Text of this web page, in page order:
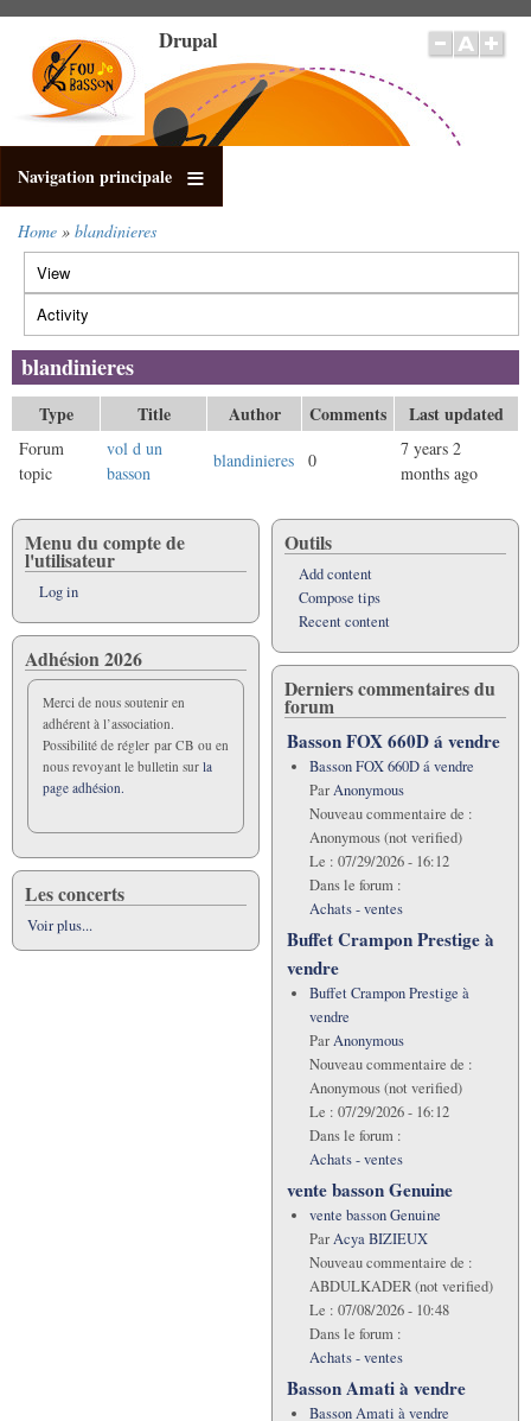
main
content
Drupal
Navigation principale
Breadcrumb
Home blandinieres
Primary
tabs
View
Activity
tab)
blandinieres
Type Title Author Comments Last updated
Forum
topic
vol d un
basson
blandinieres 0
7 years 2
months ago
Menu du compte de
l'utilisateur
Log in
Adhésion 2026
Merci de nous soutenir en
adhérent à l’association.
Possibilité de régler par CB ou en
nous revoyant le bulletin sur la
page adhésion.
Les concerts
Voir plus...
Outils
Add content
Compose tips
Recent content
Derniers commentaires du
forum
Basson FOX 660D á vendre
Basson FOX 660D á vendre
ParAnonymous
Nouveau commentaire de :
Anonymous (not verified)
Le : 07/29/2026 - 16:12
Dans le forum :
Achats - ventes
Buffet Crampon Prestige à
vendre
Buffet Crampon Prestige à
vendre
ParAnonymous
Nouveau commentaire de :
Anonymous (not verified)
Le : 07/29/2026 - 16:12
Dans le forum :
Achats - ventes
vente basson Genuine
vente basson Genuine
ParAcya BIZIEUX
Nouveau commentaire de :
ABDULKADER (not verified)
Le : 07/08/2026 - 10:48
Dans le forum :
Achats - ventes
Basson Amati à vendre
Basson Amati à vendre